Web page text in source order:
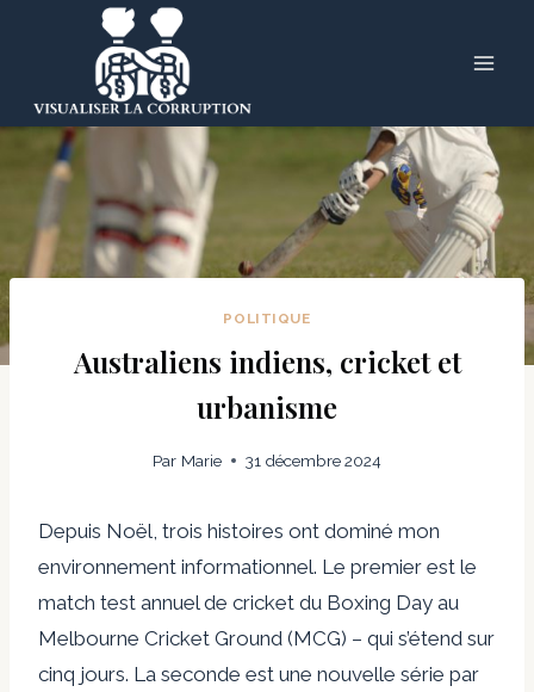
POLITIQUE
Australiens indiens, cricket et
urbanisme
Par Marie 31 décembre 2024
Depuis Noël, trois histoires ont dominé mon
environnement informationnel. Le premier est le
match test annuel de cricket du Boxing Day au
Melbourne Cricket Ground (MCG) – qui s’étend sur
cinq jours. La seconde est une nouvelle série par